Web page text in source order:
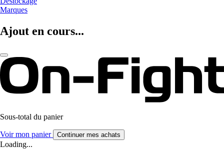
Marques
Ajout en cours...
Sous-total du panier
Voir mon panier Continuer mes achats
Loading...